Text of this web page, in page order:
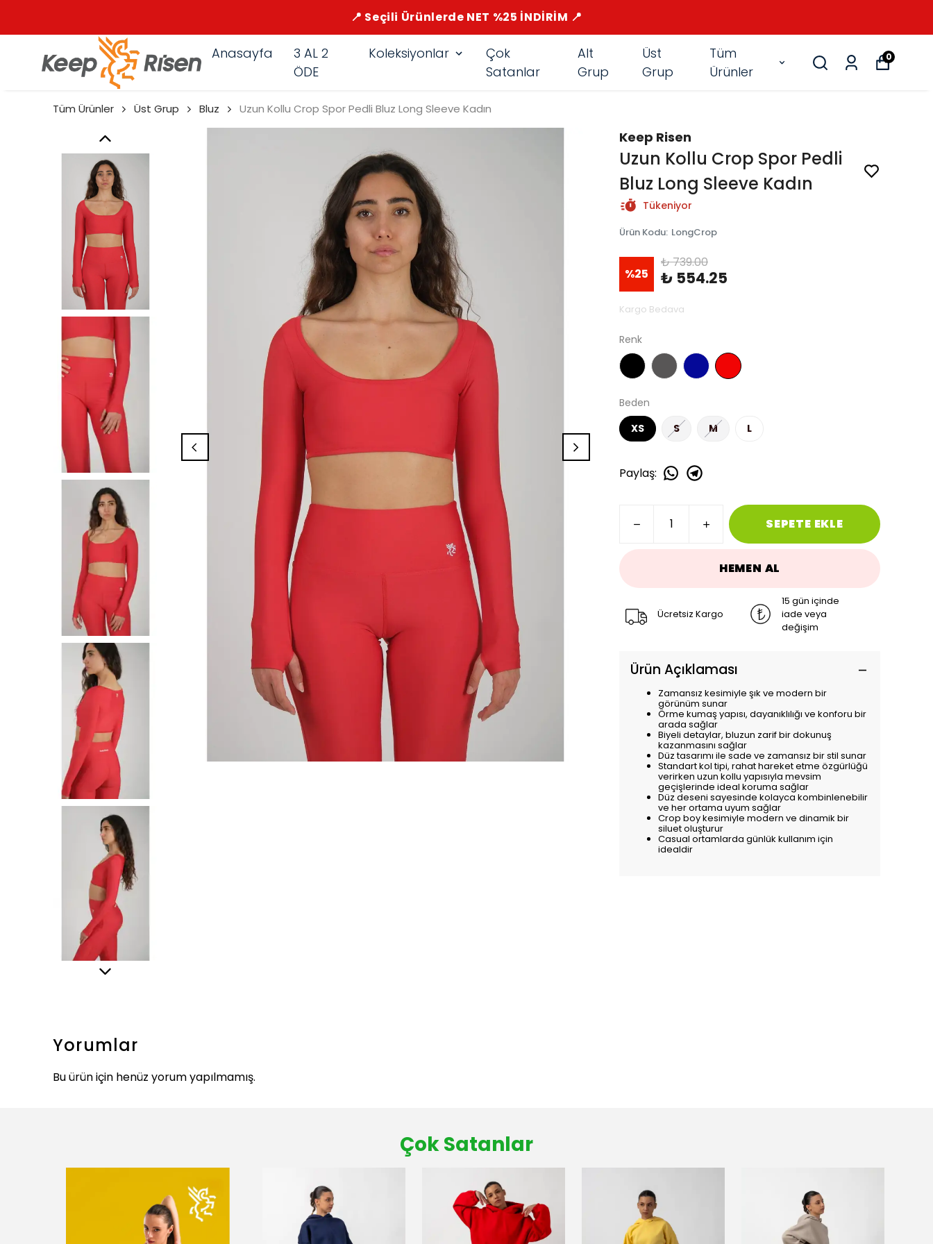
📍 Seçili Ürünlerde NET %25 İNDİRİM 📍
Anasayfa
3 AL 2
ÖDE
Koleksiyonlar
Çok
Satanlar
Alt
Grup
Üst
Grup
Tüm
Ürünler
0
Tüm Ürünler Üst Grup Bluz Uzun Kollu Crop Spor Pedli Bluz Long Sleeve Kadın
Keep Risen
Uzun Kollu Crop Spor Pedli
Bluz Long Sleeve Kadın
Tükeniyor
Ürün Kodu: LongCrop
%25
₺ 739.00
₺ 554.25
Kargo Bedava
Renk
Beden
XS
S M L
Paylaş:
SEPETE EKLE
HEMEN AL
Ücretsiz Kargo
15 gün içinde
iade veya
değişim
Ürün Açıklaması
Zamansız kesimiyle şık ve modern bir
görünüm sunar
Örme kumaş yapısı, dayanıklılığı ve konforu bir
arada sağlar
Biyeli detaylar, bluzun zarif bir dokunuş
kazanmasını sağlar
Düz tasarımı ile sade ve zamansız bir stil sunar
Standart kol tipi, rahat hareket etme özgürlüğü
verirken uzun kollu yapısıyla mevsim
geçişlerinde ideal koruma sağlar
Düz deseni sayesinde kolayca kombinlenebilir
ve her ortama uyum sağlar
Crop boy kesimiyle modern ve dinamik bir
siluet oluşturur
Casual ortamlarda günlük kullanım için
idealdir
Yorumlar
Bu ürün için henüz yorum yapılmamış.
Çok Satanlar